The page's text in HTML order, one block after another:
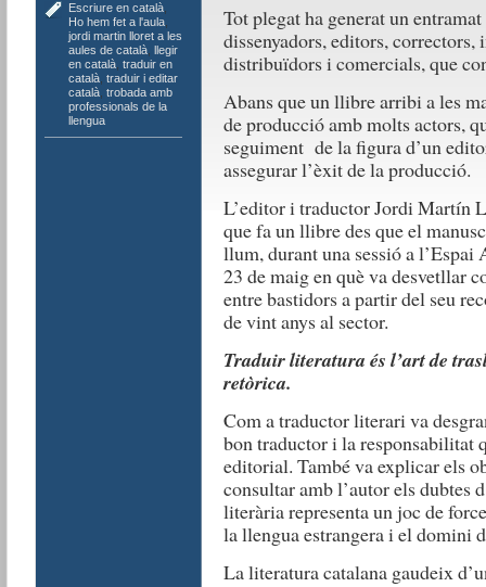
Escriure en català,
Ho hem fet a l'aula,
jordi martin lloret a les
aules de català, llegir
en català, traduir en
català, traduir i editar
català, trobada amb
professionals de la
llengua
Tot plegat ha generat un
dissenyadors, editors, correctors,
distribuïdors i comercials, que
Abans que un llibre arribi a les
de producció amb molts actors,
seguiment de la figura d’un
assegurar l’èxit de la producció.
L’editor i traductor Jordi Martín
que fa un llibre des que el
llum, durant una sessió a
23 de maig en què va desvetllar
entre bastidors a partir del seu
de vint anys al sector.
Traduir literatura és l’art de
retòrica.
Com a traductor literari va
bon traductor i la responsabilitat
editorial. També va explicar els
consultar amb l’autor els dubtes
literària representa un joc de
la llengua estrangera i el domini
La literatura catalana gaudeix